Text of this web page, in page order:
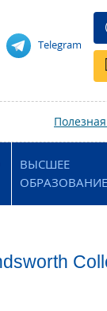
Telegram
ВЫСШЕЕ
ОБРАЗОВАНИЕ